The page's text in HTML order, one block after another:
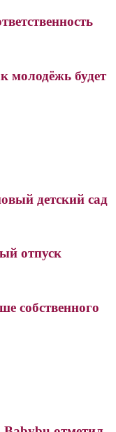
молодёжь будет
детский сад
отпуск
собственного